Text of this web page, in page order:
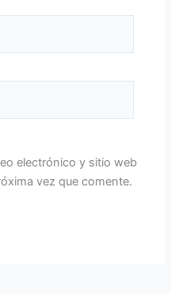
electrónico y sitio web
vez que comente.